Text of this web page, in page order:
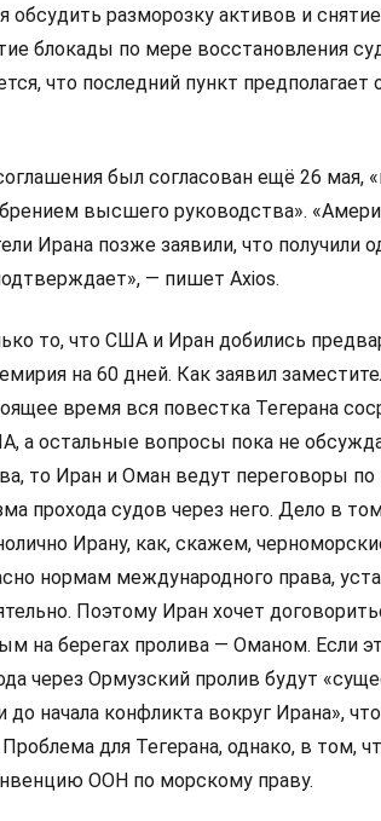
обсудить разморозку активов и
блокады по мере восстановления
что последний пункт предполагает
был согласован ещё 26 мая,
высшего руководства».
Ирана позже заявили, что получили
— пишет Axios.
то, что США и Иран добились
на 60 дней. Как заявил
время вся повестка Тегерана
а остальные вопросы пока не
то Иран и Оман ведут переговоры по
прохода судов через него. Дело в
Ирану, как, скажем,
нормам международного права,
Поэтому Иран хочет
на берегах пролива — Оманом. Если
через Ормузский пролив будут
начала конфликта вокруг Ирана»,
для Тегерана, однако, в том,
ООН по морскому праву.